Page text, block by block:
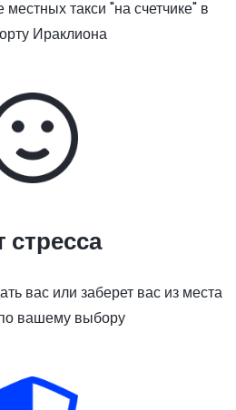
такси "на счетчике" в
Ираклиона
стресса
вас или заберет вас из места
вашему выбору